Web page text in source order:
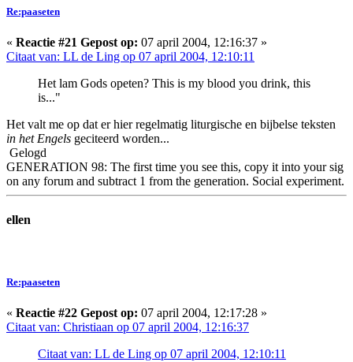
Re:paaseten
« Reactie #21 Gepost op: 07 april 2004, 12:16:37 »
Citaat van: LL de Ling op 07 april 2004, 12:10:11
Het lam Gods opeten? This is my blood you drink, this
is..."
Het valt me op dat er hier regelmatig liturgische en bijbelse teksten
in het Engels geciteerd worden...
Gelogd
GENERATION 98: The first time you see this, copy it into your sig
on any forum and subtract 1 from the generation. Social experiment.
ellen
Re:paaseten
« Reactie #22 Gepost op: 07 april 2004, 12:17:28 »
Citaat van: Christiaan op 07 april 2004, 12:16:37
Citaat van: LL de Ling op 07 april 2004, 12:10:11